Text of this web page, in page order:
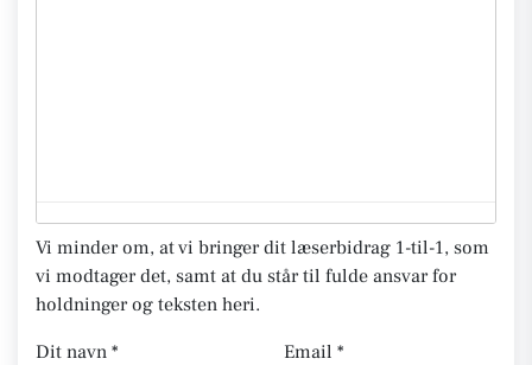
Vi minder om, at vi bringer dit læserbidrag 1-til-1, som
vi modtager det, samt at du står til fulde ansvar for
holdninger og teksten heri.
Dit navn *
Email *